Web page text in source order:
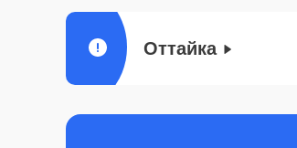
Оттайка